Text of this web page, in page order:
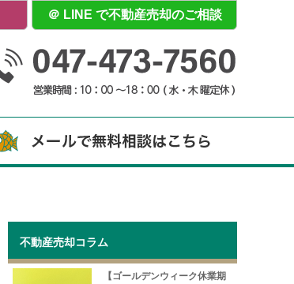
＠ LINE で不動産売却のご相談
不動産売却コラム
【ゴールデンウィーク休業期